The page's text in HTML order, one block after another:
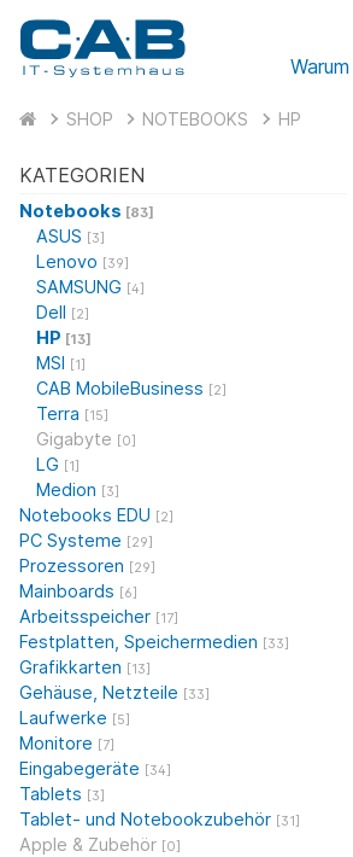
SHOP NOTEBOOKS HP
KATEGORIEN
Notebooks [83]
ASUS [3]
Lenovo [39]
SAMSUNG [4]
Dell [2]
HP [13]
MSI [1]
CAB MobileBusiness [2]
Terra [15]
Gigabyte [0]
LG [1]
Medion [3]
Notebooks EDU [2]
PC Systeme [29]
Prozessoren [29]
Mainboards [6]
Arbeitsspeicher [17]
Festplatten, Speichermedien [33]
Grafikkarten [13]
Gehäuse, Netzteile [33]
Laufwerke [5]
Monitore [7]
Eingabegeräte [34]
Tablets [3]
Tablet- und Notebookzubehör [31]
Apple & Zubehör [0]